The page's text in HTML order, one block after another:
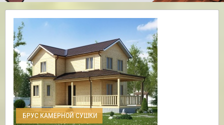
БРУС КАМЕРНОЙ СУШКИ